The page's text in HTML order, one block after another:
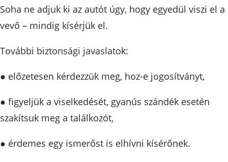
Soha ne adjuk ki az autót úgy, hogy egyedül viszi el a
vevő – mindig kísérjük el.
További biztonsági javaslatok:
● előzetesen kérdezzük meg, hoz-e jogosítványt,
● figyeljük a viselkedését, gyanús szándék esetén
szakítsuk meg a találkozót,
● érdemes egy ismerőst is elhívni kísérőnek.